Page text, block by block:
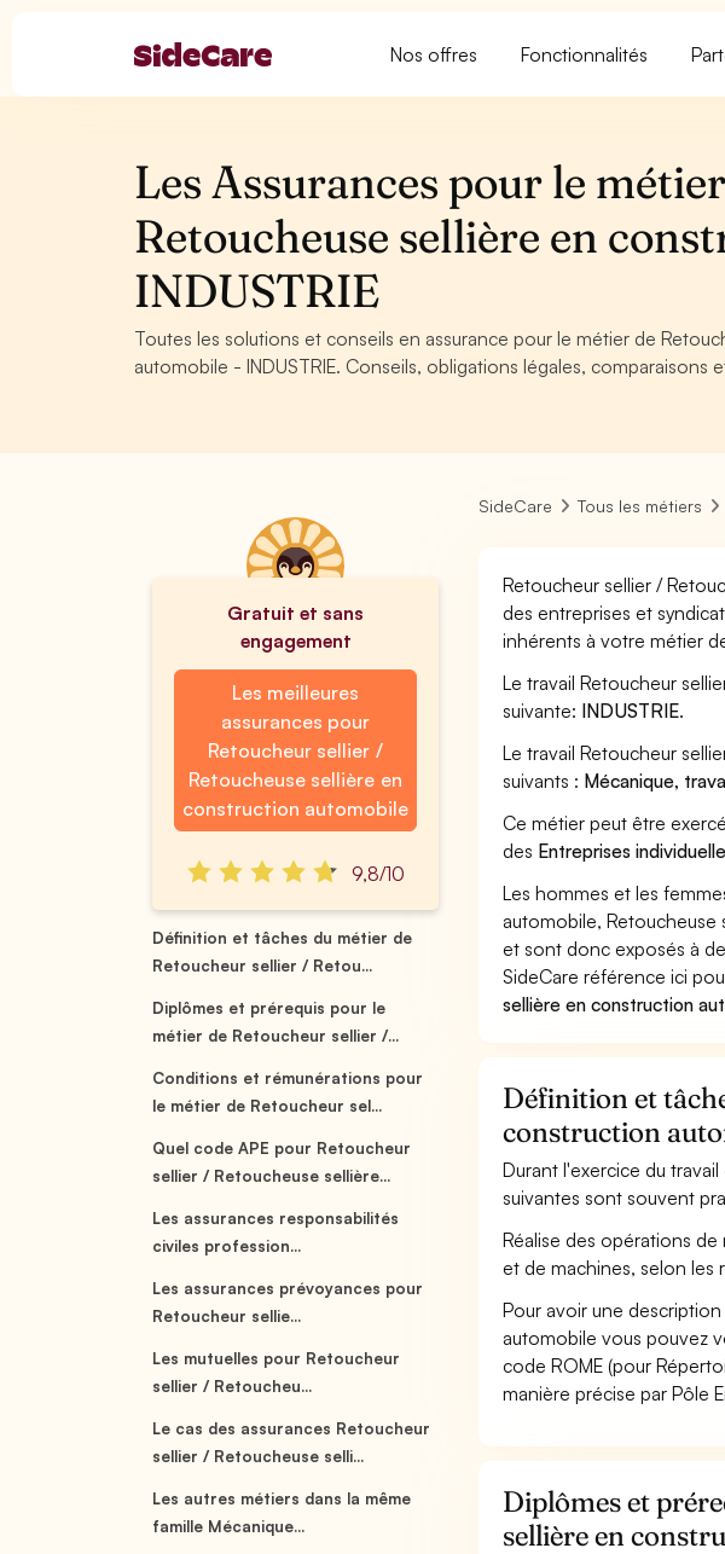
Nos offres Fonctionnalités
Les Assurances pour le
Retoucheuse sellière en
INDUSTRIE
Toutes les solutions et conseils en assurance pour le métier de
automobile - INDUSTRIE. Conseils, obligations légales, comparaisons
Gratuit et sans
engagement
Les meilleures
assurances pour
Retoucheur sellier /
Retoucheuse sellière en
construction automobile
9,8/10
Définition et tâches du métier de
Retoucheur sellier / Retou...
Diplômes et prérequis pour le
métier de Retoucheur sellier /...
Conditions et rémunérations pour
le métier de Retoucheur sel...
Quel code APE pour Retoucheur
sellier / Retoucheuse sellière...
Les assurances responsabilités
civiles profession...
Les assurances prévoyances pour
Retoucheur sellie...
Les mutuelles pour Retoucheur
sellier / Retoucheu...
Le cas des assurances Retoucheur
sellier / Retoucheuse selli...
Les autres métiers dans la même
famille Mécanique...
SideCare Tous les métiers
Retoucheur sellier /
des entreprises et
inhérents à votre métier
Le travail Retoucheur
suivante: INDUSTRIE.
Le travail Retoucheur
suivants : Mécanique,
Ce métier peut être
des Entreprises
Les hommes et les
automobile,
et sont donc exposés à
SideCare référence ici
sellière en construction
Définition et
construction
Durant l'exercice du
suivantes sont souvent
Réalise des opérations
et de machines, selon les
Pour avoir une
automobile vous pouvez
code ROME (pour
manière précise par Pôle
Diplômes et
sellière en